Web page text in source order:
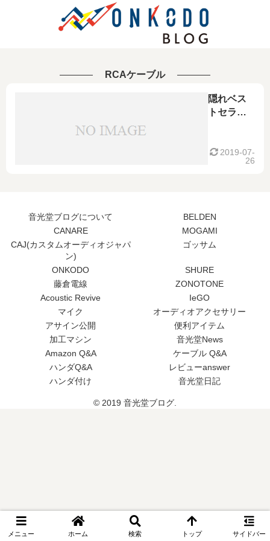
RCAケーブル
隠れベス
トセラ
カナレ
L-4E6S 赤
ブル！
2019-07-
26
音光堂ブログについて
BELDEN
CANARE
MOGAMI
CAJ(カスタムオーディオジャパ
ン)
ゴッサム
ONKODO
SHURE
藤倉電線
ZONOTONE
Acoustic Revive
IeGO
マイク
オーディオアクセサリー
アサイン公開
便利アイテム
加工マシン
音光堂News
Amazon Q&A
ケーブル Q&A
ハンダQ&A
レビューanswer
ハンダ付け
音光堂日記
© 2019 音光堂ブログ.
メニュー ホーム 検索 トップ サイドバー